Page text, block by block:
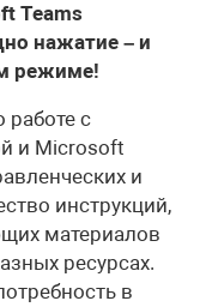
Teams
нажатие – и
режиме!
с
и Microsoft
и
инструкций,
материалов
ресурсах.
в